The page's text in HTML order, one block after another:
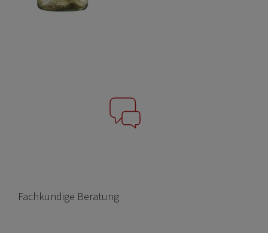
Fachkundige Beratung